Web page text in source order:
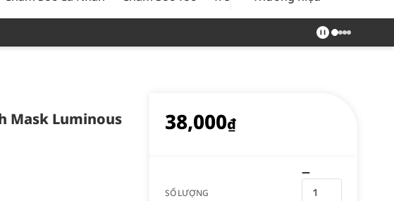
Mask Luminous
38,000₫
SỐ LƯỢNG